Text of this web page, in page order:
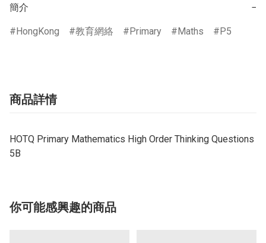
簡介 −
HongKong 教育網絡 Primary Maths P5
商品詳情
HOTQ Primary Mathematics High Order Thinking Questions
5B
你可能感興趣的商品